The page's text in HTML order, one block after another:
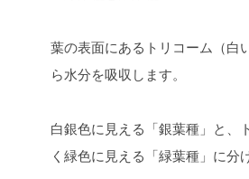
葉の表面にあるトリコーム（白
ら水分を吸収します。
白銀色に見える「銀葉種」と、
く緑色に見える「緑葉種」に分